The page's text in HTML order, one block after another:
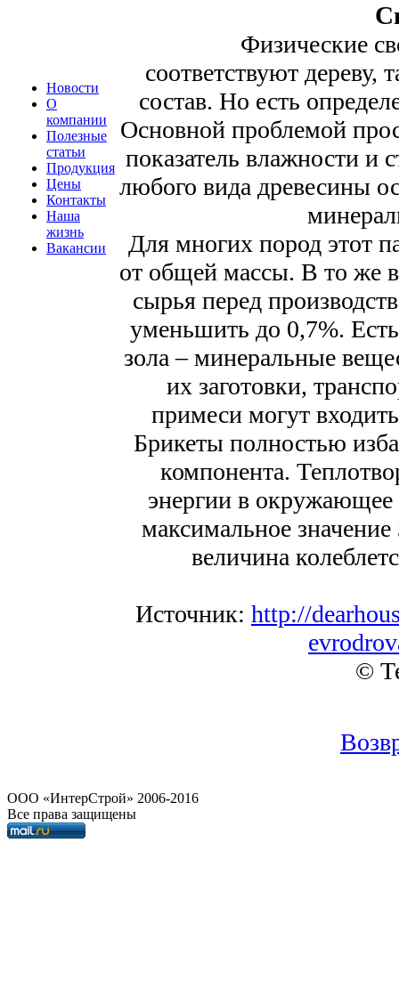
Новости
О
компании
Полезные
статьи
Продукция
Цены
Контакты
Наша
жизнь
Вакансии
Физические
соответствуют дереву,
состав. Но есть
Основной проблемой
показатель влажности и
любого вида древесины
Для многих пород этот
от общей массы. В то же
сырья перед
уменьшить до 0,7%.
зола – минеральные
их заготовки,
примеси могут
Брикеты полностью
компонента.
энергии в окружающее
максимальное
величина
Источник: http://
©
OOO «ИнтерСтрой» 2006-2016
Все права защищены